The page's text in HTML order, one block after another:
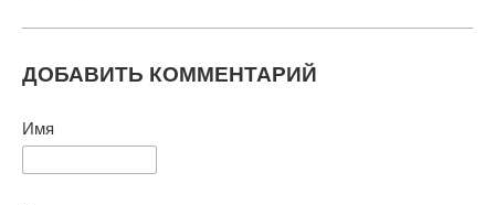
ДОБАВИТЬ КОММЕНТАРИЙ
Имя